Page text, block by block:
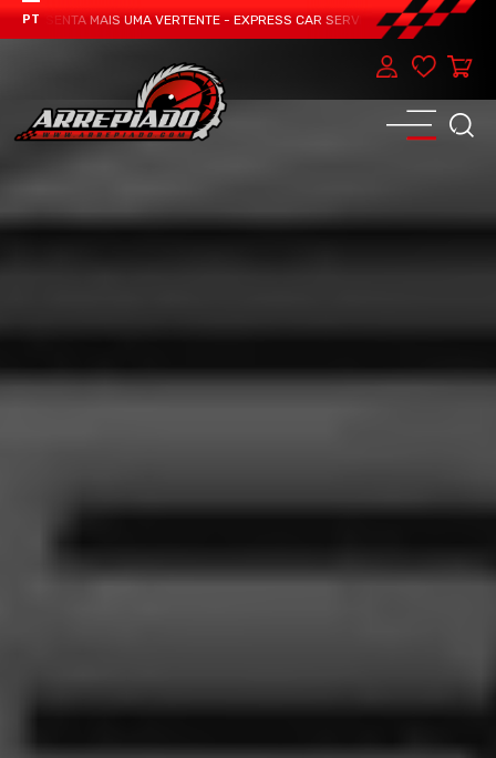
PT MAIS UMA VERTENTE - EXPRESS CAR SERVICE, MANUTENÇÃO DO